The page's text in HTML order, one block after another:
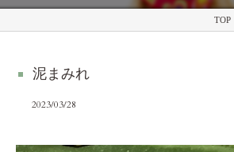
TOP
泥まみれ
2023/03/28